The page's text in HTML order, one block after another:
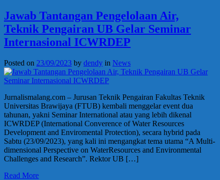
Jawab Tantangan Pengelolaan Air,
Teknik Pengairan UB Gelar Seminar
Internasional ICWRDEP
Posted on 23/09/2023 by dendy in News
Jurnalismalang.com – Jurusan Teknik Pengairan Fakultas Teknik
Universitas Brawijaya (FTUB) kembali menggelar event dua
tahunan, yakni Seminar International atau yang lebih dikenal
ICWRDEP (International Converence of Water Resources
Development and Enviromental Protection), secara hybrid pada
Sabtu (23/09/2023), yang kali ini mengangkat tema utama “A Multi-
dimensional Perspective on WaterResources and Environmental
Challenges and Research”. Rektor UB […]
Read More